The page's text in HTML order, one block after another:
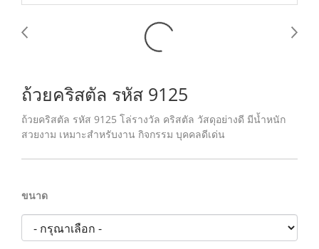
ถ้วยคริสตัล รหัส 9125
ถ้วยคริสตัล รหัส 9125 โล่รางวัล คริสตัล วัสดุอย่างดี มีน้ำหนัก
สวยงาม เหมาะสำหรับงาน กิจกรรม บุคคลดีเด่น
ขนาด